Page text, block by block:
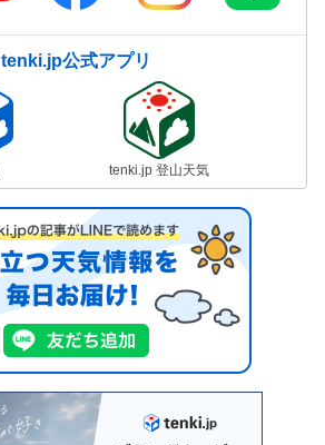
tenki.jp公式アプリ
tenki.jp 登山天気